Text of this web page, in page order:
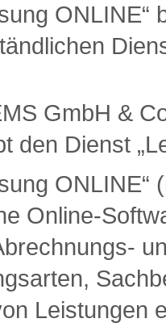
ONLINE“
GmbH &
den Dienst
Online-
Leistungen